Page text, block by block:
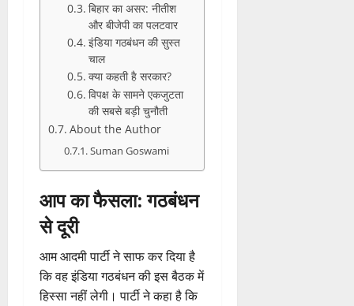
बिहार का असर: नीतीश
और बीजेपी का पलटवार
इंडिया गठबंधन की सुस्त
चाल
क्या कहती है सरकार?
विपक्ष के सामने एकजुटता
की सबसे बड़ी चुनौती
About the Author
Suman Goswami
आप का फैसला: गठबंधन
से दूरी
आम आदमी पार्टी ने साफ कर दिया है
कि वह इंडिया गठबंधन की इस बैठक में
हिस्सा नहीं लेगी। पार्टी ने कहा है कि